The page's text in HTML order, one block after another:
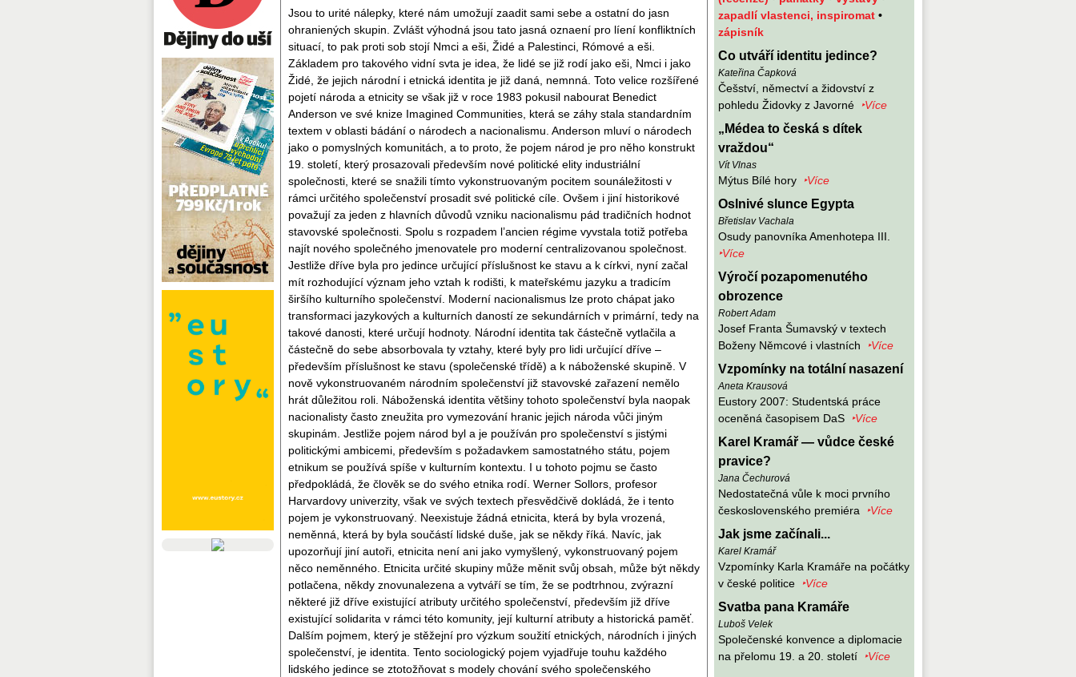
zapadlí vlastenci, inspiromat •
zápisník
Co utváří identitu jedince?
Kateřina Čapková
Češství, němectví a židovství z
pohledu Židovky z Javorné
‣Více
„Médea to česká s dítek
vraždou“
Vít Vlnas
Mýtus Bílé hory ‣Více
Oslnivé slunce Egypta
Břetislav Vachala
Osudy panovníka Amenhotepa III.
‣Více
Výročí pozapomenutého
obrozence
Robert Adam
Josef Franta Šumavský v textech
Boženy Němcové i vlastních
‣Více
Vzpomínky na totální nasazení
Aneta Krausová
Eustory 2007: Studentská práce
oceněná časopisem DaS
‣Více
Karel Kramář — vůdce české
pravice?
Jana Čechurová
Nedostatečná vůle k moci prvního
československého premiéra
‣Více
Jak jsme začínali...
Karel Kramář
Vzpomínky Karla Kramáře na počátky
v české politice
‣Více
Svatba pana Kramáře
Luboš Velek
Společenské konvence a diplomacie
na přelomu 19. a 20. století
‣Více
Jsou to urité nálepky, které nám umožují zaadit sami sebe a ostatní do jasn
ohraniených skupin. Zvlášt výhodná jsou tato jasná oznaení pro líení konfliktních
situací, to pak proti sob stojí Nmci a eši, Židé a Palestinci, Rómové a eši.
Základem pro takového vidní svta je idea, že lidé se již rodí jako eši, Nmci i jako
Židé, že jejich národní i etnická identita je již daná, nemnná. Toto velice rozšířené
pojetí národa a etnicity se však již v roce 1983 pokusil nabourat Benedict
Anderson ve své knize Imagined Communities, která se záhy stala standardním
textem v oblasti bádání o národech a nacionalismu. Anderson mluví o národech
jako o pomyslných komunitách, a to proto, že pojem národ je pro něho konstrukt
19. století, který prosazovali především nové politické elity industriální
společnosti, které se snažili tímto vykonstruovaným pocitem sounáležitosti v
rámci určitého společenství prosadit své politické cíle. Ovšem i jiní historikové
považují za jeden z hlavních důvodů vzniku nacionalismu pád tradičních hodnot
stavovské společnosti. Spolu s rozpadem l’ancien régime vyvstala totiž potřeba
najít nového společného jmenovatele pro moderní centralizovanou společnost.
Jestliže dříve byla pro jedince určující příslušnost ke stavu a k církvi, nyní začal
mít rozhodující význam jeho vztah k rodišti, k mateřskému jazyku a tradicím
širšího kulturního společenství. Moderní nacionalismus lze proto chápat jako
transformaci jazykových a kulturních daností ze sekundárních v primární, tedy na
takové danosti, které určují hodnoty. Národní identita tak částečně vytlačila a
částečně do sebe absorbovala ty vztahy, které byly pro lidi určující dříve –
především příslušnost ke stavu (společenské třídě) a k náboženské skupině. V
nově vykonstruovaném národním společenství již stavovské zařazení nemělo
hrát důležitou roli. Náboženská identita většiny tohoto společenství byla naopak
nacionalisty často zneužita pro vymezování hranic jejich národa vůči jiným
skupinám. Jestliže pojem národ byl a je používán pro společenství s jistými
politickými ambicemi, především s požadavkem samostatného státu, pojem
etnikum se používá spíše v kulturním kontextu. I u tohoto pojmu se často
předpokládá, že člověk se do svého etnika rodí. Werner Sollors, profesor
Harvardovy univerzity, však ve svých textech přesvědčivě dokládá, že i tento
pojem je vykonstruovaný. Neexistuje žádná etnicita, která by byla vrozená,
neměnná, která by byla součástí lidské duše, jak se někdy říká. Navíc, jak
upozorňují jiní autoři, etnicita není ani jako vymyšlený, vykonstruovaný pojem
něco neměnného. Etnicita určité skupiny může měnit svůj obsah, může být někdy
potlačena, někdy znovunalezena a vytváří se tím, že se podtrhnou, zvýrazní
některé již dříve existující atributy určitého společenství, především již dříve
existující solidarita v rámci této komunity, její kulturní atributy a historická paměť.
Dalším pojmem, který je stěžejní pro výzkum soužití etnických, národních i jiných
společenství, je identita. Tento sociologický pojem vyjadřuje touhu každého
lidského jedince se ztotožňovat s modely chování svého společenského